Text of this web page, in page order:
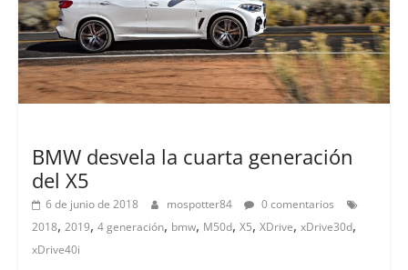
BMW desvela la cuarta generación
del X5
6 de junio de 2018 mospotter84
0 comentarios
2018, 2019, 4 generación, bmw, M50d, X5, XDrive, xDrive30d,
xDrive40i